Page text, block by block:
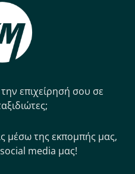
επιχείρησή σου σε
μέσω της εκπομπής μας,
media μας!